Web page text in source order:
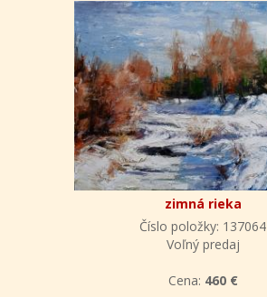
zimná rieka
Číslo položky: 137064
Voľný predaj
Cena: 460 €